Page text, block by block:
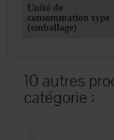
Unité de
consommation type
(emballage)
10 autres
catégorie :